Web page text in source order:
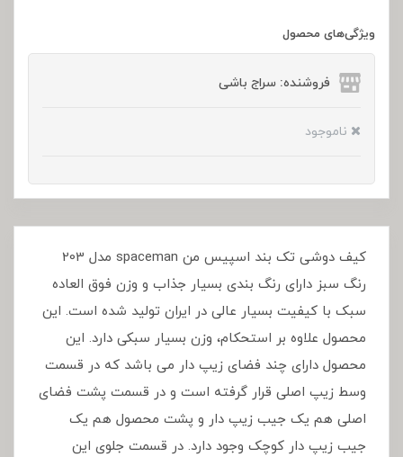
ویژگی‌های محصول
فروشنده: سراج باشی
ناموجود
کیف دوشی تک بند اسپیس من spaceman مدل 203
رنگ سبز دارای رنگ بندی بسیار جذاب و وزن فوق العاده
سبک با کیفیت بسیار عالی در ایران تولید شده است. این
محصول علاوه بر استحکام، وزن بسیار سبکی دارد. این
محصول دارای چند فضای زیپ دار می باشد که در قسمت
وسط زیپ اصلی قرار گرفته است و در قسمت پشت فضای
اصلی هم یک جیب زیپ دار و پشت محصول هم یک
جیب زیپ دار کوچک وجود دارد. در قسمت جلوی این